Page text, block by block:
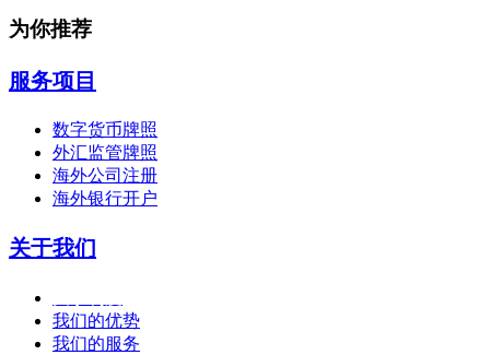
为你推荐
服务项目
数字货币牌照
外汇监管牌照
海外公司注册
海外银行开户
关于我们
我们的优势
我们的服务